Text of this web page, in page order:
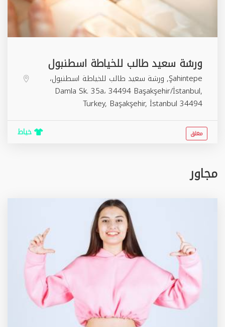
ورشة سعيد طالب للخياطة اسطنبول
Şahintepe, ورشة سعيد طالب للخياطة اسطنبول،
Damla Sk. 35a، 34494 Başakşehir/İstanbul,
Turkey, Başakşehir, İstanbul 34494
خياط مغلق
مجاور